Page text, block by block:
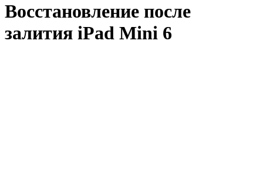
Восстановление после
залития iPad Mini 6